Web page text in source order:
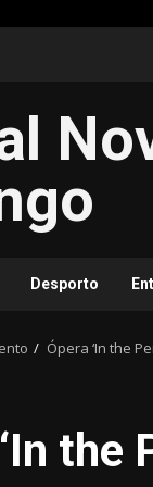
Desporto
Ópera ‘In the
the